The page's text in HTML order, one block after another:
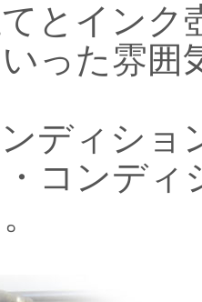
とインク
った雰囲
ディシ
コンディ